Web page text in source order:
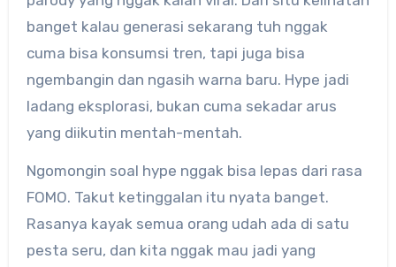
banget kalau generasi sekarang tuh nggak
cuma bisa konsumsi tren, tapi juga bisa
ngembangin dan ngasih warna baru. Hype jadi
ladang eksplorasi, bukan cuma sekadar arus
yang diikutin mentah-mentah.
Ngomongin soal hype nggak bisa lepas dari rasa
FOMO. Takut ketinggalan itu nyata banget.
Rasanya kayak semua orang udah ada di satu
pesta seru, dan kita nggak mau jadi yang